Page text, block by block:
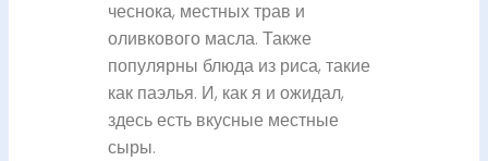
чеснока, местных трав и
оливкового масла. Также
популярны блюда из риса, такие
как паэлья. И, как я и ожидал,
здесь есть вкусные местные
сыры.